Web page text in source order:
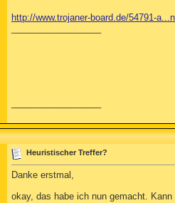
http://www.trojaner-board.de/54791-
Heuristischer Treffer?
Danke erstmal,
okay, das habe ich nun gemacht.